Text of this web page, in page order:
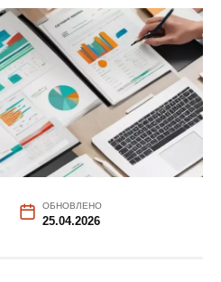
ОБНОВЛЕНО
25.04.2026